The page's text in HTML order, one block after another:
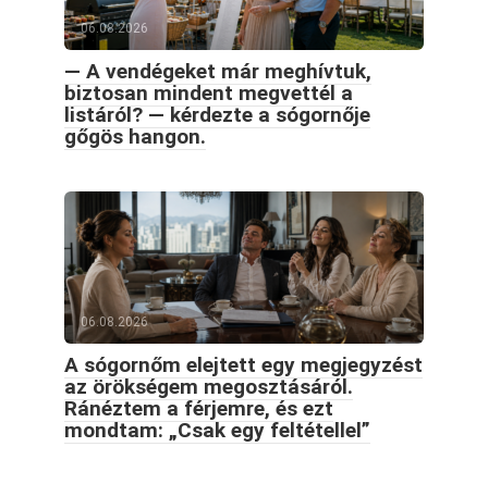
06.08.2026
— A vendégeket már meghívtuk,
biztosan mindent megvettél a
listáról? — kérdezte a sógornője
gőgös hangon.
06.08.2026
A sógornőm elejtett egy megjegyzést
az örökségem megosztásáról.
Ránéztem a férjemre, és ezt
mondtam: „Csak egy feltétellel”